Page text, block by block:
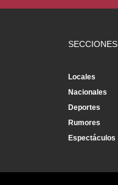
SECCIONES
Locales
Nacionales
Deportes
Rumores
Espectáculos